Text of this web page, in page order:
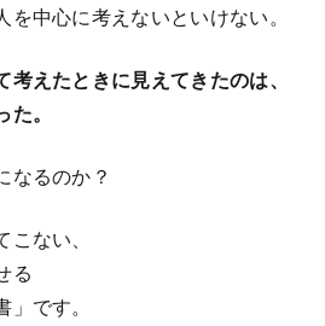
中心に考えないといけない。
えたときに見えてきたのは、
。
なるのか？
ない、
る
です。